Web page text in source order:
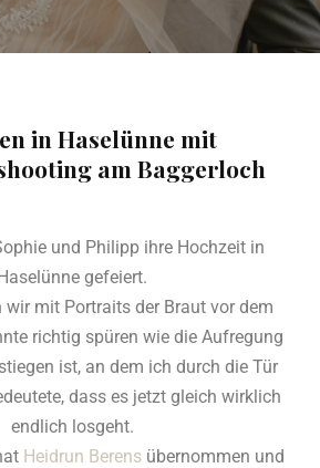
in Haselünne mit
am Baggerloch
und Philipp ihre Hochzeit in
gefeiert.
wir mit Portraits der Braut vor dem
richtig spüren wie die Aufregung
ist, an dem ich durch die Tür
dass es jetzt gleich wirklich
endlich losgeht.
Heidrun Berens übernommen und